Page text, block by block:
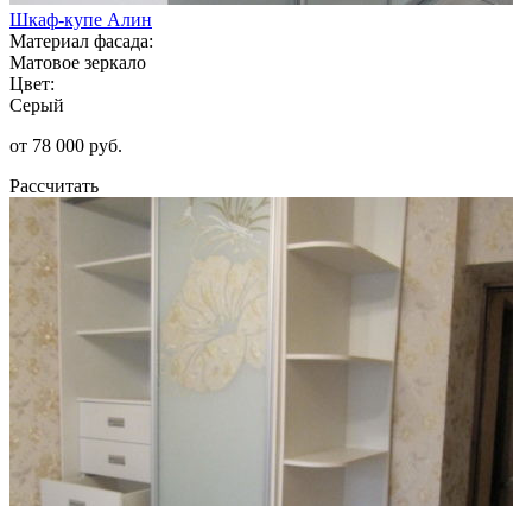
Шкаф-купе Алин
Материал фасада:
Матовое зеркало
Цвет:
Серый
от 78 000 руб.
Рассчитать